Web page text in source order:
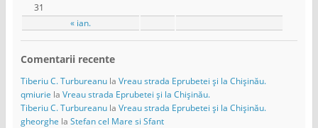
« ian.
31
Comentarii recente
Tiberiu C. Turbureanula Vreau strada Eprubetei și la Chișinău.
qmiurie la Vreau strada Eprubetei și la Chișinău.
Tiberiu C. Turbureanula Vreau strada Eprubetei și la Chișinău.
gheorghe la Stefan cel Mare si Sfant